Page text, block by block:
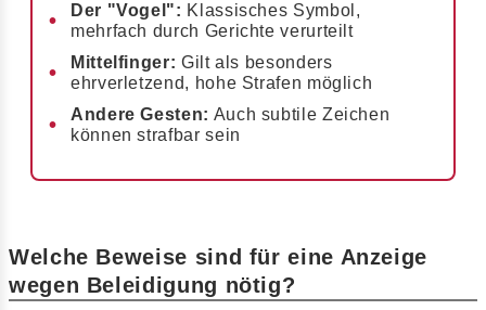
Der "Vogel": Klassisches Symbol,
mehrfach durch Gerichte verurteilt
Mittelfinger: Gilt als besonders
ehrverletzend, hohe Strafen möglich
Andere Gesten: Auch subtile Zeichen
können strafbar sein
Welche Beweise sind für eine Anzeige
wegen Beleidigung nötig?